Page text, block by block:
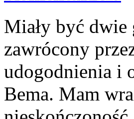
Miały być dwie
zawrócony
udogodnienia i
Bema. Mam